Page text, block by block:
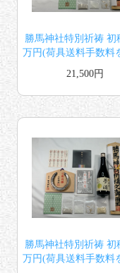
勝馬神社特別祈祷 初
万円(荷具送料手数料
21,500円
勝馬神社特別祈祷 初
万円(荷具送料手数料